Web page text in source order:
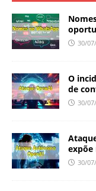
30/
O
de
30/
30/